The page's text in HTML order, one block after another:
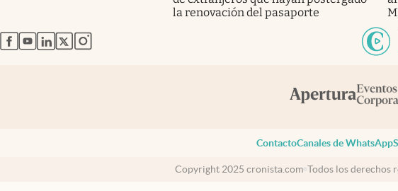
la renovación del pasaporte
abre en nueva pestaña
abre en nueva pestaña
abre en nueva pestaña
abre en nueva pestaña
abre en nueva pestaña
ContactoCanales de WhatsApp
Copyright 2025 cronista.com Todos los derechos